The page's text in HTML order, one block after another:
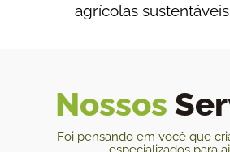
agrícolas
Nossos
Foi pensando em você que